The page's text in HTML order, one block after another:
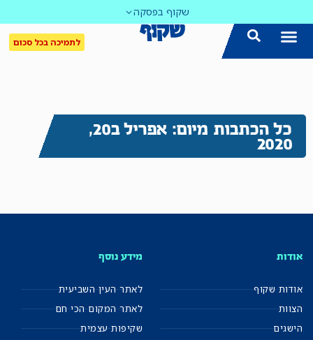
שקוף בפסקה
לתמיכה בכל סכום
כל הכתבות מיום: אפריל ב20,
2020
אודות
אודות שקוף
הצוות
הישגים
מידע נוסף
לאתר העין השביעית
לאתר המקום הכי חם
שקיפות עצמית